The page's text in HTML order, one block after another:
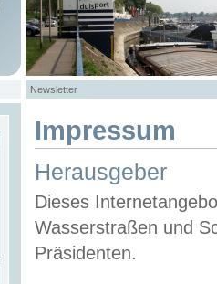
Newsletter
Impressum
Herausgeber
Dieses
Wasserstraßen und
Präsidenten.